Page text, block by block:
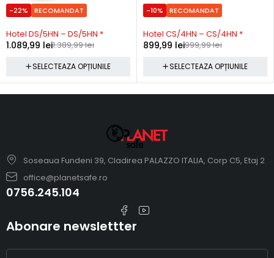
-22% RECOMANDAT
Precomanda
Hotel DS/5HN – DS/5HN *
1.389,99lei
1.089,99 lei
SELECTEAZA OPȚIUNILE
-10% RECOMANDAT
Precomanda
Hotel CS/4HN – CS/4HN *
999,99lei
899,99 lei
SELECTEAZA OPȚIUNILE
Soseaua Fundeni 39, Cladirea PALAZZO ITALIA, Corp C5, Etaj 2
office@planetsafe.ro
0756.245.104
Abonare newslettter